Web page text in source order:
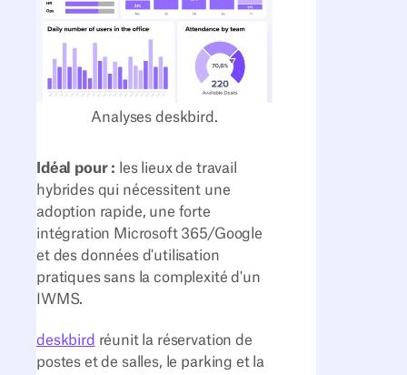
Analyses deskbird.
Idéal pour : les lieux de travail
hybrides qui nécessitent une
adoption rapide, une forte
intégration Microsoft 365/Google
et des données d'utilisation
pratiques sans la complexité d'un
IWMS.
deskbird réunit la réservation de
postes et de salles, le parking et la